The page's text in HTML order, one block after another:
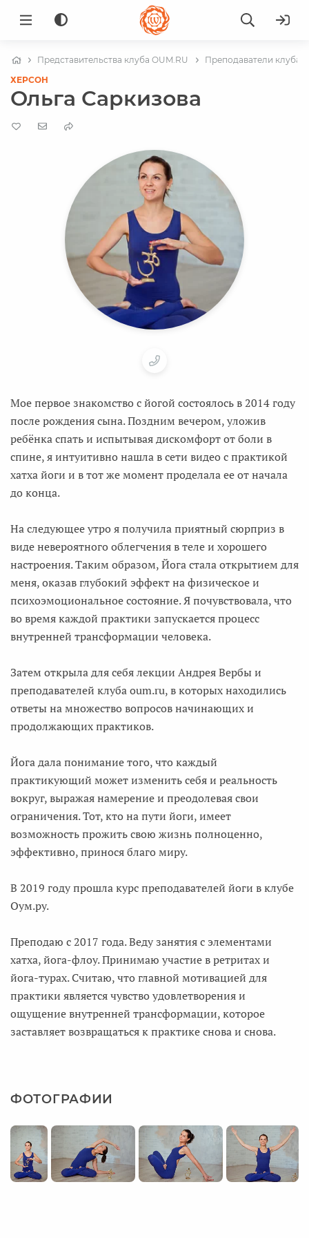
Представительства клуба OUM.RU
Преподаватели клуба
ХЕРСОН
Ольга Саркизова
Мое первое знакомство с йогой состоялось в 2014 году
после рождения сына. Поздним вечером, уложив
ребёнка спать и испытывая дискомфорт от боли в
спине, я интуитивно нашла в сети видео с практикой
хатха йоги и в тот же момент проделала ее от начала
до конца.
На следующее утро я получила приятный сюрприз в
виде невероятного облегчения в теле и хорошего
настроения. Таким образом, Йога стала открытием для
меня, оказав глубокий эффект на физическое и
психоэмоциональное состояние. Я почувствовала, что
во время каждой практики запускается процесс
внутренней трансформации человека.
Затем открыла для себя лекции Андрея Вербы и
преподавателей клуба oum.ru, в которых находились
ответы на множество вопросов начинающих и
продолжающих практиков.
Йога дала понимание того, что каждый
практикующий может изменить себя и реальность
вокруг, выражая намерение и преодолевая свои
ограничения. Тот, кто на пути йоги, имеет
возможность прожить свою жизнь полноценно,
эффективно, принося благо миру.
В 2019 году прошла курс преподавателей йоги в клубе
Оум.ру.
Преподаю с 2017 года. Веду занятия с элементами
хатха, йога-флоу. Принимаю участие в ретритах и
йога-турах. Считаю, что главной мотивацией для
практики является чувство удовлетворения и
ощущение внутренней трансформации, которое
заставляет возвращаться к практике снова и снова.
ФОТОГРАФИИ